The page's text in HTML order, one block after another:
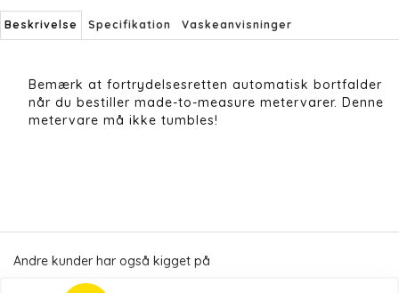
Beskrivelse Specifikation Vaskeanvisninger
Bemærk at fortrydelsesretten automatisk bortfalder
når du bestiller made-to-measure metervarer. Denne
metervare må ikke tumbles!
Andre kunder har også kigget på